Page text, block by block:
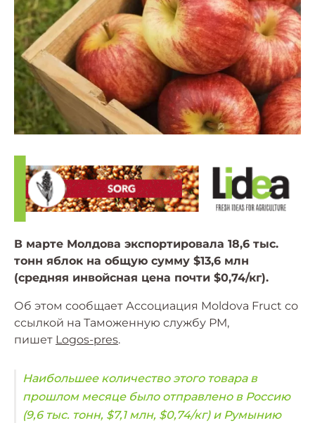
В марте Молдова экспортировала 18,6 тыс.
тонн яблок на общую сумму $13,6 млн
(средняя инвойсная цена почти $0,74/кг).
Об этом сообщает Ассоциация Moldova Fruct со
ссылкой на Таможенную службу РМ,
пишет Logos-pres.
Наибольшее количество этого товара в
прошлом месяце было отправлено в Россию
(9,6 тыс. тонн, $7,1 млн, $0,74/кг) и Румынию